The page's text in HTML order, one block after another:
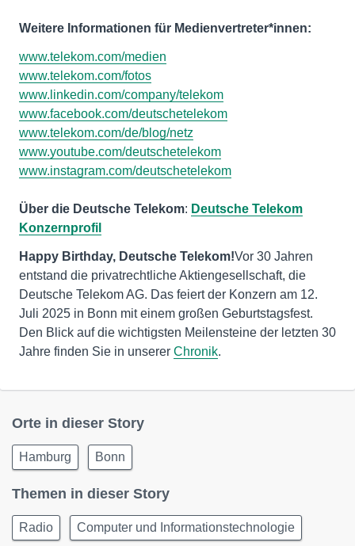
Weitere Informationen für Medienvertreter*innen:
www.telekom.com/medien
www.telekom.com/fotos
www.linkedin.com/company/telekom
www.facebook.com/deutschetelekom
www.telekom.com/de/blog/netz
www.youtube.com/deutschetelekom
www.instagram.com/deutschetelekom
Über die Deutsche Telekom: Deutsche Telekom
Konzernprofil
Happy Birthday, Deutsche Telekom!Vor 30 Jahren
entstand die privatrechtliche Aktiengesellschaft, die
Deutsche Telekom AG. Das feiert der Konzern am 12.
Juli 2025 in Bonn mit einem großen Geburtstagsfest.
Den Blick auf die wichtigsten Meilensteine der letzten 30
Jahre finden Sie in unserer Chronik.
Orte in dieser Story
Hamburg Bonn
Themen in dieser Story
Radio Computer und Informationstechnologie